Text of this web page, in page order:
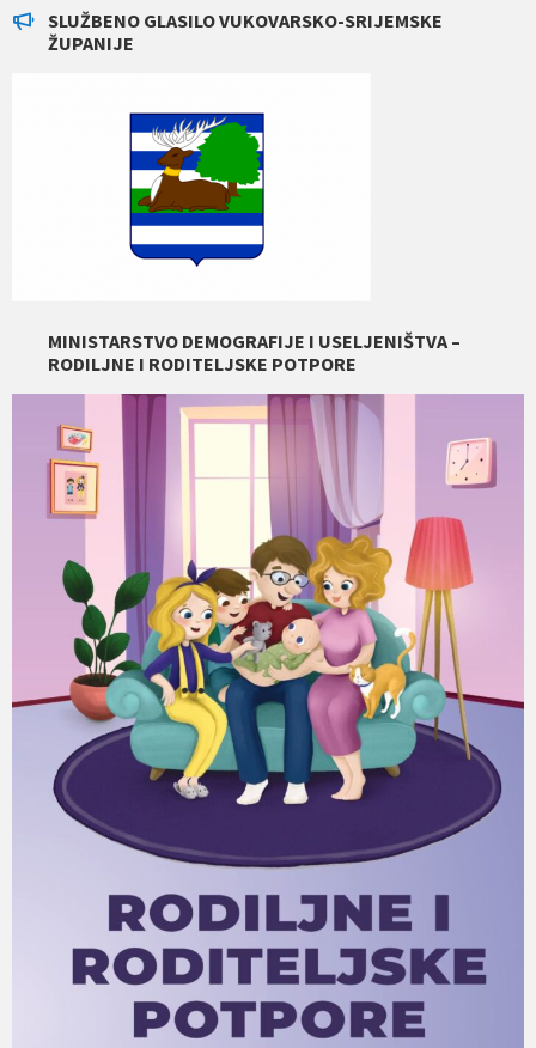
SLUŽBENO GLASILO VUKOVARSKO-SRIJEMSKE
ŽUPANIJE
MINISTARSTVO DEMOGRAFIJE I USELJENIŠTVA –
RODILJNE I RODITELJSKE POTPORE